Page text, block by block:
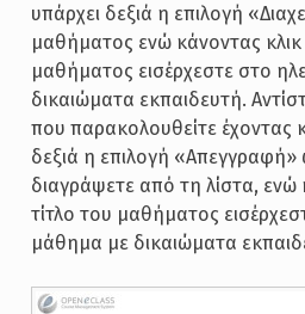
υπάρχει δεξιά η επιλογή
μαθήματος ενώ κάνοντας κλικ
μαθήματος εισέρχεστε στο
δικαιώματα εκπαιδευτή.
που παρακολουθείτε έχοντας
δεξιά η επιλογή «Απεγγραφή»
διαγράψετε από τη λίστα, ενώ
τίτλο του μαθήματος
μάθημα με δικαιώματα